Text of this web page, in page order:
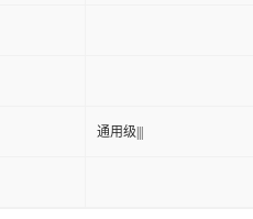
通用级|||